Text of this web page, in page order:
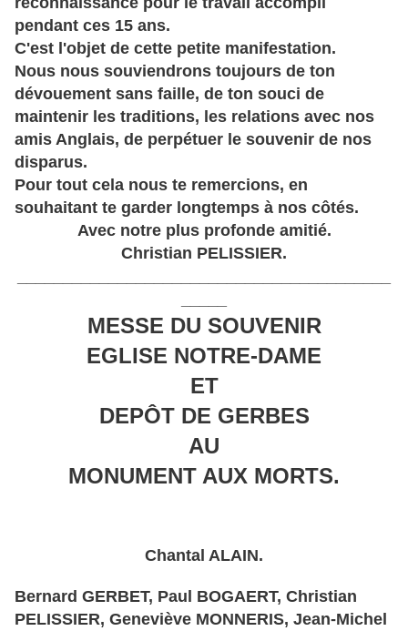
pendant ces 15 ans.
C'est l'objet de cette petite manifestation.
Nous nous souviendrons toujours de ton
dévouement sans faille, de ton souci de
maintenir les traditions, les relations avec nos
amis Anglais, de perpétuer le souvenir de nos
disparus.
Pour tout cela nous te remercions, en
souhaitant te garder longtemps à nos côtés.
Avec notre plus profonde amitié.
Christian PELISSIER.
MESSE DU SOUVENIR
EGLISE NOTRE-DAME
ET
DEPÔT DE GERBES
AU
MONUMENT AUX MORTS.
Chantal ALAIN.
Bernard GERBET, Paul BOGAERT, Christian
PELISSIER, Geneviève MONNERIS, Jean-Michel